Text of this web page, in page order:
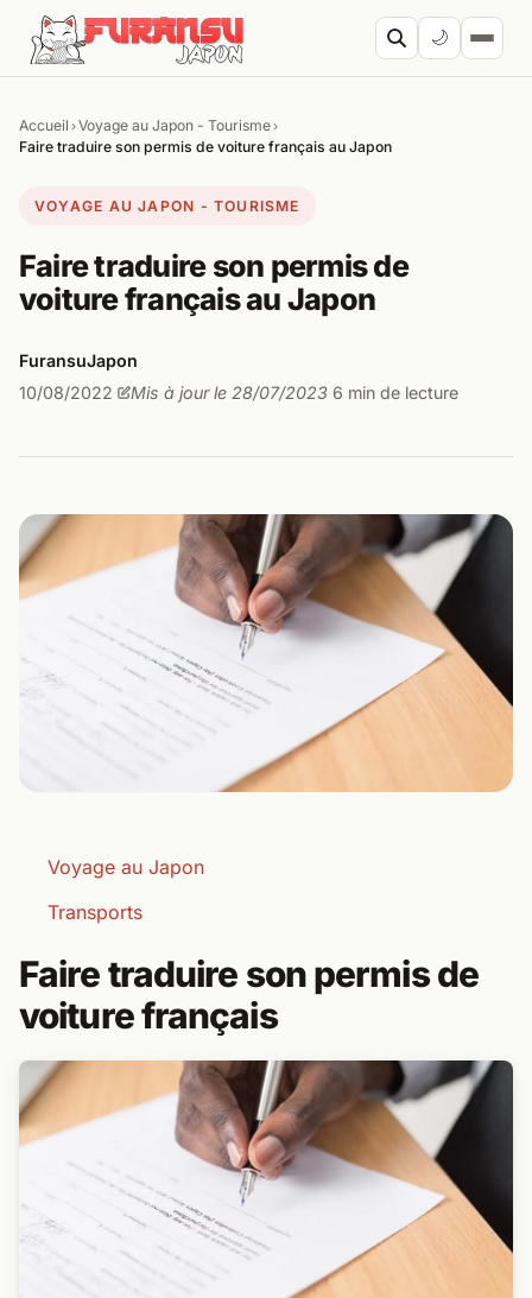
Aller au contenu
🌙
Accueil ›Voyage au Japon - Tourisme›
Faire traduire son permis de voiture français au Japon
VOYAGE AU JAPON - TOURISME
Faire traduire son permis de
voiture français au Japon
FuransuJapon
10/08/2022· Mis à jour le 28/07/2023· 6 min de lecture
Voyage au Japon
Transports
Faire traduire son permis de
voiture français